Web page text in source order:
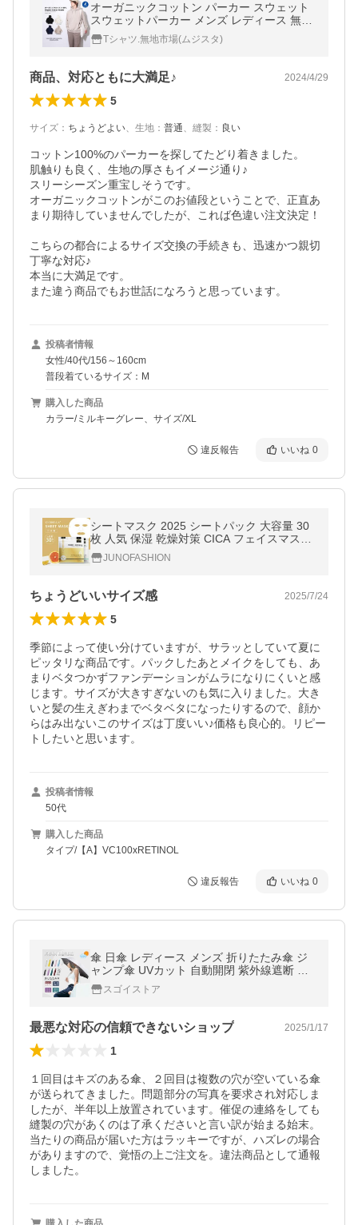
オーガニックコットン パーカー スウェット
スウェットパーカー メンズ レディース 無地
プルオーバーパーカー オーガニックコット
ン100% 爆買
Tシャツ.無地市場(ムジスタ)
商品、対応ともに大満足♪ 2024/4/29
5
サイズ ： ちょうどよい、 生地 ： 普通、 縫製 ： 良い
コットン100%のパーカーを探してたどり着きました。
肌触りも良く、生地の厚さもイメージ通り♪
スリーシーズン重宝しそうです。
オーガニックコットンがこのお値段ということで、正直あ
まり期待していませんでしたが、これば色違い注文決定！
こちらの都合によるサイズ交換の手続きも、迅速かつ親切
丁寧な対応♪
本当に大満足です。
また違う商品でもお世話になろうと思っています。
投稿者情報
女性/40代/156～160cm
普段着ているサイズ：M
購入した商品
カラー/ミルキーグレー、サイズ/XL
違反報告 いいね 0
シートマスク 2025 シートパック 大容量 30
枚 人気 保湿 乾燥対策 CICA フェイスマスク
エクソソーム レチノール ヒト幹細胞 トラブ
ル肌 肌荒れ 高密着
JUNOFASHION
ちょうどいいサイズ感 2025/7/24
5
季節によって使い分けていますが、サラッとしていて夏に
ピッタリな商品です。パックしたあとメイクをしても、あ
まりベタつかずファンデーションがムラになりにくいと感
じます。サイズが大きすぎないのも気に入りました。大き
いと髪の生えぎわまでベタベタになったりするので、顔か
らはみ出ないこのサイズは丁度いい♪価格も良心的。リピー
トしたいと思います。
投稿者情報
50代
購入した商品
タイプ/【A】VC100xRETINOL
違反報告 いいね 0
傘 日傘 レディース メンズ 折りたたみ傘 ジ
ャンプ傘 UVカット 自動開閉 紫外線遮断 遮
熱 8本骨 耐風 晴雨兼用 日焼け防止 熱中症対
策 収納ポーチ付 梅雨
スゴイストア
最悪な対応の信頼できないショップ 2025/1/17
1
１回目はキズのある傘、２回目は複数の穴が空いている傘
が送られてきました。問題部分の写真を要求され対応しま
したが、半年以上放置されています。催促の連絡をしても
縫製の穴があくのは了承くださいと言い訳が始まる始末。
当たりの商品が届いた方はラッキーですが、ハズレの場合
がありますので、覚悟の上ご注文を。違法商品として通報
しました。